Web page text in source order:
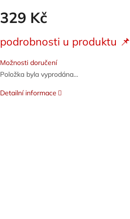
329 Kč
cena:
podrobnosti u produktu 📌
Možnosti doručení
Položka byla vyprodána…
Detailní informace